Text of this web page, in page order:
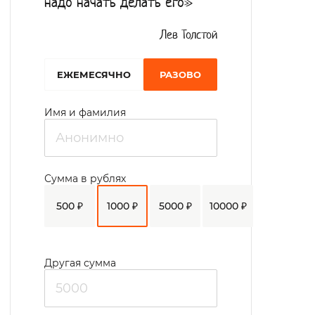
Лев Толстой
EЖЕМЕСЯЧНО РАЗОВО
Имя и фамилия
500 ₽ 1000 ₽ 5000 ₽ 10000 ₽
Сумма в рублях
Другая сумма